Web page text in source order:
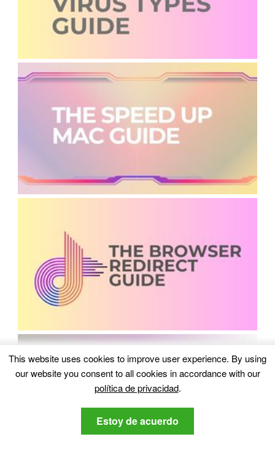
This website uses cookies to improve user experience. By using
our website you consent to all cookies in accordance with our
política de privacidad.
Estoy de acuerdo